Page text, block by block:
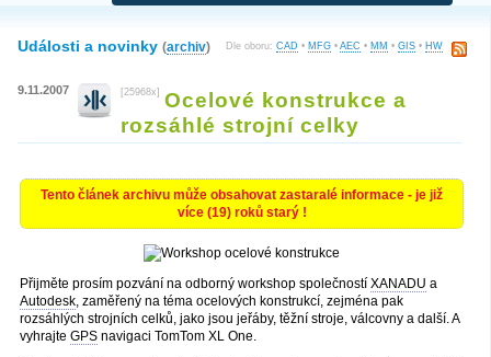
Dle oboru: CAD • MFG • AEC • MM • GIS • HW
Události a novinky (archiv)
9.11.2007 [25968x] Ocelové konstrukce a
rozsáhlé strojní celky
Tento článek archivu může obsahovat zastaralé informace - je již
více (19) roků starý !
Přijměte prosím pozvání na odborný workshop společností XANADU a
Autodesk, zaměřený na téma ocelových konstrukcí, zejména pak
rozsáhlých strojních celků, jako jsou jeřáby, těžní stroje, válcovny a další. A
vyhrajte GPS navigaci TomTom XL One.